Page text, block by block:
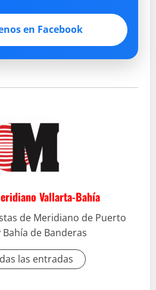
en Facebook
Vallarta-Bahía
de Meridiano de Puerto
de Banderas
las entradas